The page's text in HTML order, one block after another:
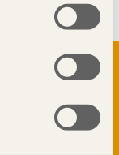
om
byggande